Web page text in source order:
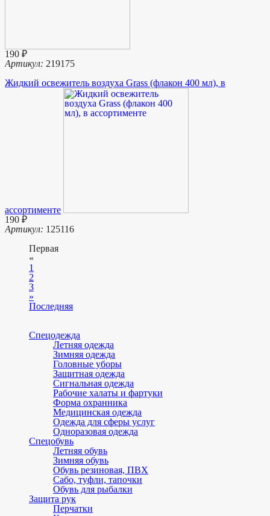
190 ₽
Артикул: 219175
Жидкий освежитель воздуха Grass (флакон 400 мл), в
ассортименте
190 ₽
Артикул: 125116
Первая
«
1
2
3
»
Последняя
Спецодежда
Летняя одежда
Зимняя одежда
Головные уборы
Защитная одежда
Сигнальная одежда
Рабочие халаты и фартуки
Форма охранника
Медицинская одежда
Одежда для сферы услуг
Одноразовая одежда
Спецобувь
Летняя обувь
Зимняя обувь
Обувь резиновая, ПВХ
Сабо, туфли, тапочки
Обувь для рыбалки
Защита рук
Перчатки